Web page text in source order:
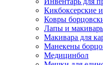
Кикбоксерские
Ковры
Лапы и
Макивара для
Манекены
Медицинбол